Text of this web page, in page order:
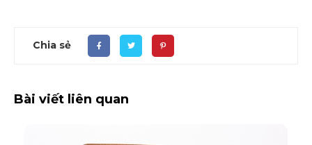
Chia sẻ
Bài viết liên quan